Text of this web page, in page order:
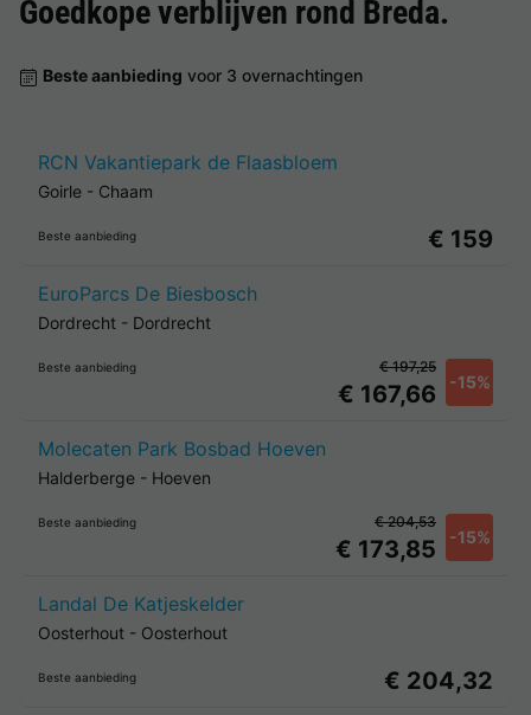
Goedkope verblijven rond Breda.
Beste aanbieding voor 3 overnachtingen
RCN Vakantiepark de Flaasbloem
Goirle - Chaam
Beste aanbieding € 159
EuroParcs De Biesbosch
Dordrecht - Dordrecht
Beste aanbieding
€ 167,66 -15%
€ 197,25
Molecaten Park Bosbad Hoeven
Halderberge - Hoeven
Beste aanbieding
€ 173,85 -15%
€ 204,53
Landal De Katjeskelder
Oosterhout - Oosterhout
Beste aanbieding € 204,32